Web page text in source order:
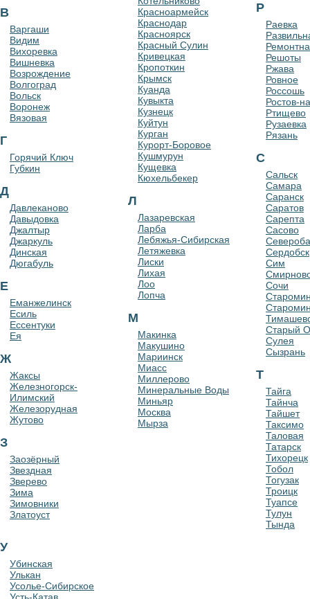
В
Варгаши
Видим
Вихоревка
Вишневка
Возрождение
Волгоград
Вольск
Воронеж
Вязовая
Г
Горячий Ключ
Губкин
Д
Давлеканово
Давыдовка
Джалтыр
Джаркуль
Динская
Дюгабуль
Е
Еманжелинск
Есиль
Ессентуки
Ея
Ж
Жаксы
Железногорск-
Илимский
Железорудная
Жутово
З
Заозёрный
Звездная
Зверево
Зима
Зимовники
Златоуст
Красноармейск
Краснодар
Красноярск
Красный Сулин
Кривецкая
Кропоткин
Крымск
Куанда
Кувыкта
Кузнецк
Куйтун
Курган
Курорт-Боровое
Кушмурун
Кущевка
Кюхельбекер
Л
Лазаревская
Ларба
Лебяжья-Сибирская
Летяжевка
Лиски
Лихая
Лоо
Лопча
М
Макинка
Макушино
Мариинск
Миасс
Миллерово
Минеральные Воды
Миньяр
Москва
Мырза
Р
Раевка
Решоты
Ржава
Ровное
Россошь
Ростов-
Ртищево
Рузаевка
Рязань
С
Сальск
Самара
Саранск
Саратов
Сарепта
Сасово
Сердобск
Сим
Сочи
Старый
Сулея
Сызрань
Т
Тайга
Тайнча
Тайшет
Таксимо
Таловая
Татарск
Тихорецк
Тобол
Тогузак
Троицк
Туапсе
Тулун
Тында
У
Убинская
Улькан
Усолье-Сибирское